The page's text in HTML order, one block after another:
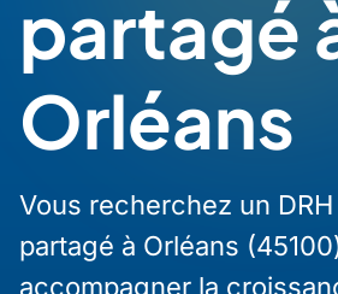
partagé
Orléans
Vous recherchez un
partagé à Orléans
accompagner la